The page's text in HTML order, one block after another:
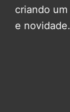
criando
e novidade.